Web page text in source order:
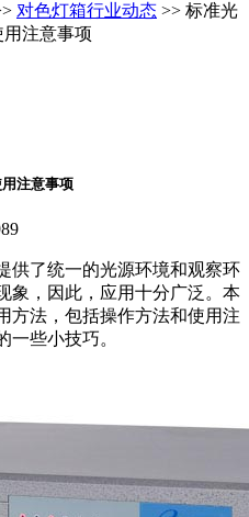
对色灯箱行业动态 >> 标准光
注意事项
注意事项
供了统一的光源环境和观察环
象，因此，应用十分广泛。本
方法，包括操作方法和使用注
一些小技巧。